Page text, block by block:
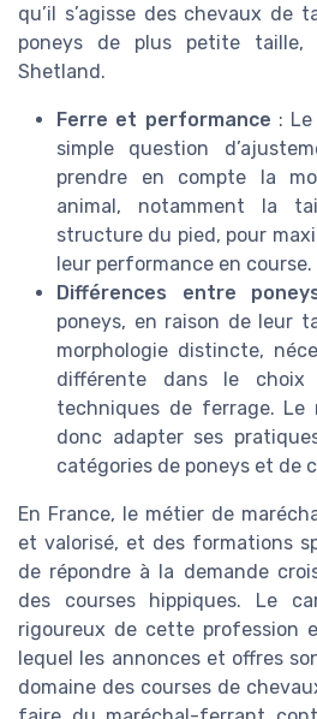
qu’il s’agisse des chevaux de
poneys de plus petite taille,
Shetland.
Ferre et performance :
simple question
prendre en compte la
animal, notamment la
structure du pied, pour
leur performance en course.
Différences entre
poneys, en raison de leur
morphologie distincte,
différente dans le
techniques de ferrage.
donc adapter ses
catégories de poneys et de
En France, le métier de
et valorisé, et des formations
de répondre à la demande
des courses hippiques. Le
rigoureux de cette profession
lequel les annonces et offres
domaine des courses de